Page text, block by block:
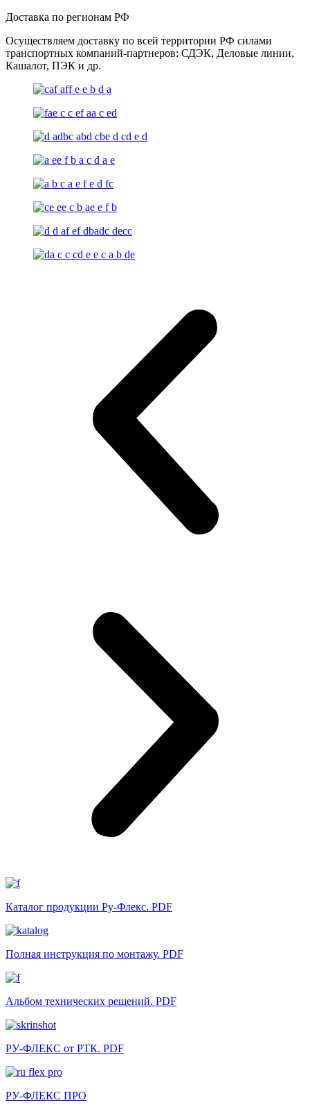
Доставка по регионам РФ
Осуществляем доставку по всей территории РФ силами
транспортных компаний-партнеров: СДЭК, Деловые линии,
Кашалот, ПЭК и др.
Каталог продукции Ру-Флекс. PDF
Полная инструкция по монтажу. PDF
Альбом технических решений. PDF
РУ-ФЛЕКС от РТК. PDF
РУ-ФЛЕКС ПРО